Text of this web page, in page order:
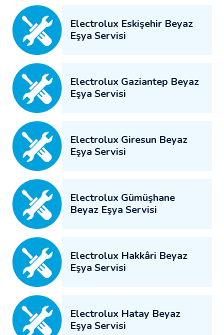
Electrolux Eskişehir Beyaz
Eşya Servisi
Electrolux Gaziantep Beyaz
Eşya Servisi
Electrolux Giresun Beyaz
Eşya Servisi
Electrolux Gümüşhane
Beyaz Eşya Servisi
Electrolux Hakkâri Beyaz
Eşya Servisi
Electrolux Hatay Beyaz
Eşya Servisi